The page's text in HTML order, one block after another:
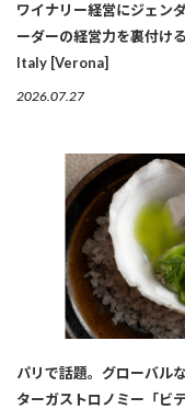
ワイナリー経営にジェン
ーダーの経営力を裏付け
Italy [Verona]
2026.07.27
パリで話題。グローバル
ターガストロノミー「ビテ